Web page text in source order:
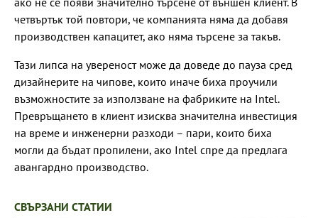
четвъртък той повтори, че компанията няма да добавя
производствен капацитет, ако няма търсене за такъв.
Тази липса на увереност може да доведе до пауза сред
дизайнерите на чипове, които иначе биха проучили
възможностите за използване на фабриките на Intel.
Превръщането в клиент изисква значителна инвестиция
на време и инженерни разходи – пари, които биха
могли да бъдат пропилени, ако Intel спре да предлага
авангардно производство.
СВЪРЗАНИ СТАТИИ